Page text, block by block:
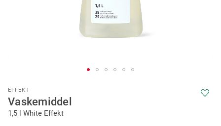
EFFEKT
Vaskemiddel
1,5 l White Effekt
to
the
beginning